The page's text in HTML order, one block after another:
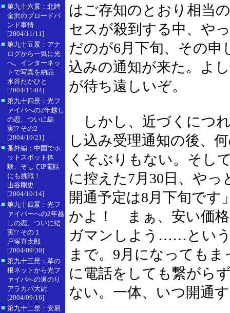
■ 第九十六景：北陸
金沢のブロードバ
ンド事情
[2004/11/11]
■ 第九十五景：アナ
ログから一気に光
へ。インターネッ
トで写真を納品
水谷たかひと
[2004/11/04]
■ 第九十四景：光フ
ァイバへの2年越し
の恋、ついに結
実!? その2
[2004/10/21]
■ 番外編：中国でホ
ットスポット体
験、そしてIP電話
にも挑戦！
山谷剛史
[2004/10/14]
■ 第九十四景：光フ
ァイバーへの2年越
しの恋、ついに結
実!? その１
戸塚直太郎
[2004/09/30]
■ 第九十三景：草の
根ネットから光フ
ァイバへの道のり
アラカバ大尉
[2004/09/16]
■ 第九十二景：安易
はご存知のとおり相当
セスが殺到する中、や
だのが6月下旬、その申
込みの通知が来た。よ
が待ち遠しいぞ。
しかし、近づくにつ
し込み受理通知の後、
くそぶりもない。そし
に控えた7月30日、や
開通予定は8月下旬で
かよ！ まぁ、安い価
ガマンしよう……とい
まで。9月になっても
に電話をしても繋がら
ない。一体、いつ開通